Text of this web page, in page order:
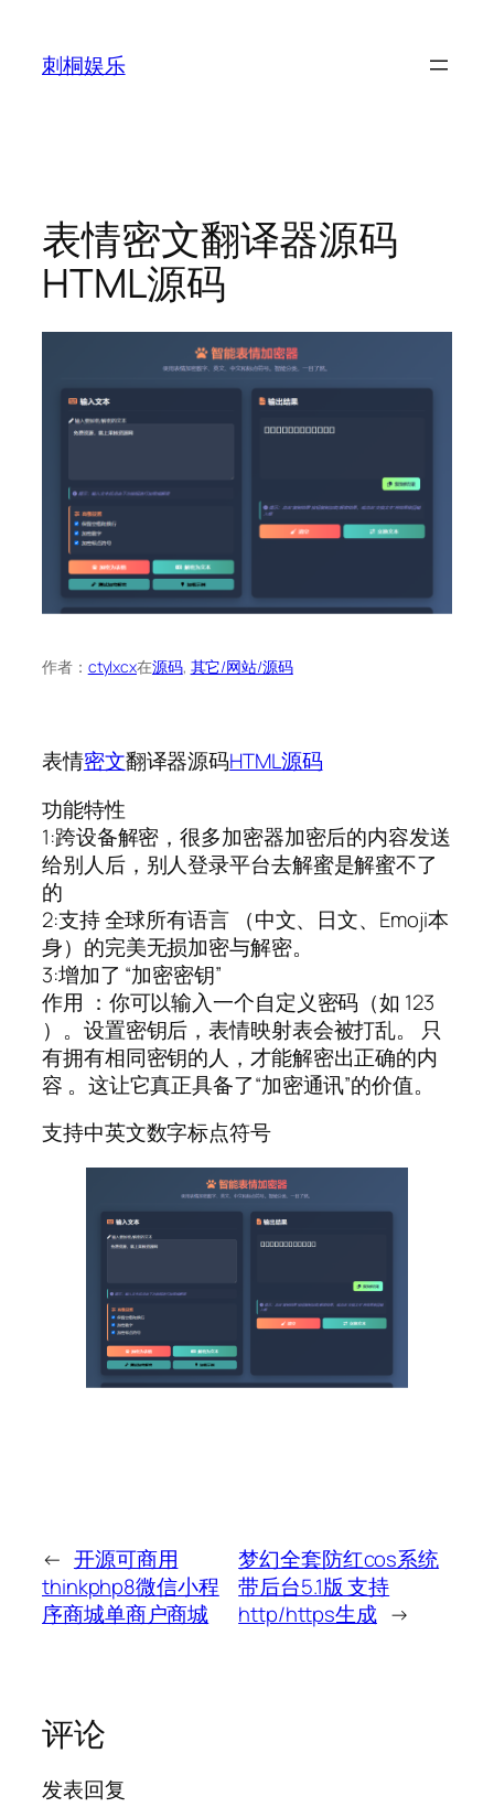
刺桐娱乐
表情密文翻译器源码
HTML源码
作者： ctylxcx在源码, 其它/网站/源码
表情密文翻译器源码HTML源码
功能特性
1:跨设备解密，很多加密器加密后的内容发送
给别人后，别人登录平台去解蜜是解蜜不了
的
2:支持 全球所有语言 （中文、日文、Emoji本
身）的完美无损加密与解密。
3:增加了 “加密密钥”
作用 ：你可以输入一个自定义密码（如 123
）。设置密钥后，表情映射表会被打乱。 只
有拥有相同密钥的人，才能解密出正确的内
容 。这让它真正具备了“加密通讯”的价值。
支持中英文数字标点符号
← 开源可商用
thinkphp8微信小程
序商城单商户商城
梦幻全套防红cos系统
带后台5.1版 支持
http/https生成 →
评论
发表回复